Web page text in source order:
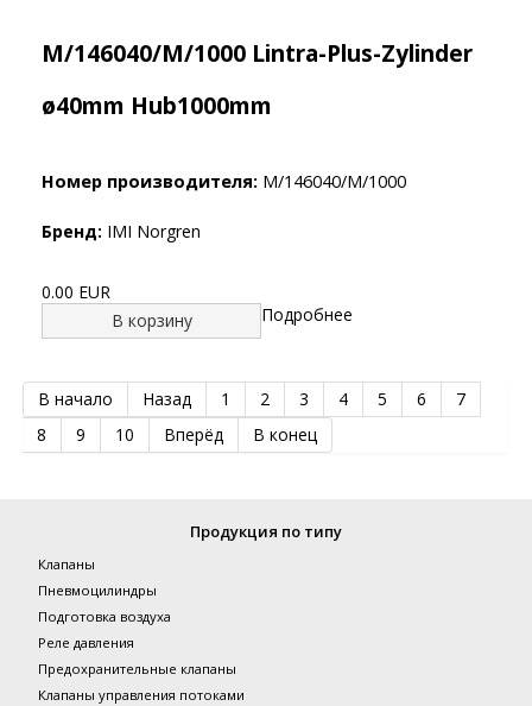
M/146040/M/1000 Lintra-Plus-Zylinder
ø40mm Hub1000mm
Номер производителя: M/146040/M/1000
Бренд: IMI Norgren
0.00 EUR
В корзину
Подробнее
В начало Назад 1 2 3 4 5 6
7
8
9 10 Вперёд В конец
Продукция по типу
Клапаны
Пневмоцилиндры
Подготовка воздуха
Реле давления
Предохранительные клапаны
Клапаны управления потоками